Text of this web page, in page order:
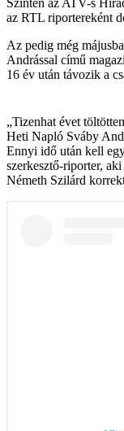
Szintén az ATV-s
az RTL riportereként
Az pedig még
Andrással című
16 év után távozik a
„Tizenhat évet
Heti Napló Sváby
Ennyi idő után kell
szerkesztő-riporter,
Németh Szilárd